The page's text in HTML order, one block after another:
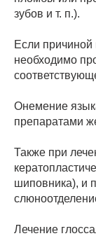
зубов и т. п.).
Если причиной
необходимо
Онемение
препаратами
Также при
шиповника), и
Лечение